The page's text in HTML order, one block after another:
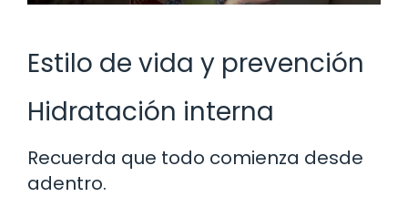
Estilo de vida y prevención
Hidratación interna
Recuerda que todo comienza desde
adentro.